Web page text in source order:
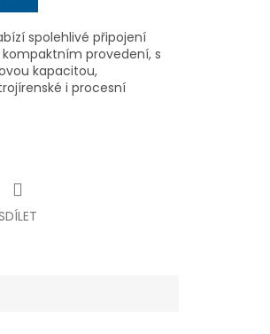
spolehlivé připojení
provedení, s
kapacitou,
i procesní